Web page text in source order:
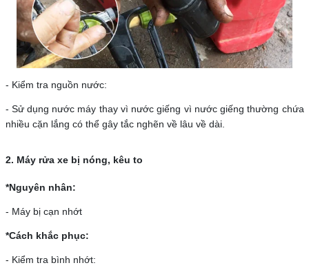
- Kiểm tra nguồn nước:
- Sử dụng nước máy thay vì nước giếng vì nước giếng thường chứa
nhiều cặn lắng có thể gây tắc nghẽn về lâu về dài.
2. Máy rửa xe bị nóng, kêu to
*Nguyên nhân:
- Máy bị cạn nhớt
*Cách khắc phục:
- Kiểm tra bình nhớt: